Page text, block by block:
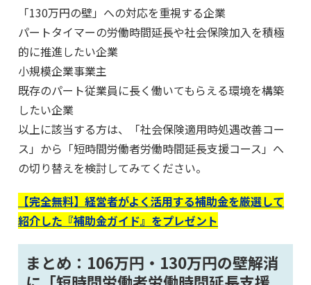
「130万円の壁」への対応を重視する企業
パートタイマーの労働時間延長や社会保険加入を積極
的に推進したい企業
小規模企業事業主
既存のパート従業員に長く働いてもらえる環境を構築
したい企業
以上に該当する方は、「社会保険適用時処遇改善コー
ス」から「短時間労働者労働時間延長支援コース」へ
の切り替えを検討してみてください。
【完全無料】経営者がよく活用する補助金を厳選して
紹介した『補助金ガイド』をプレゼント
まとめ：106万円・130万円の壁解消